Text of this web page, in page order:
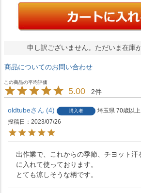
申し訳ございません。ただいま在庫
商品についてのお問い合わせ
5.00 2
oldtube 4 購入者 埼玉県 70歳以上
投稿日
2023/07/26
出作業で、これからの季節、チヨット汗
に入れて使っております。
とても涼しそうな柄です。